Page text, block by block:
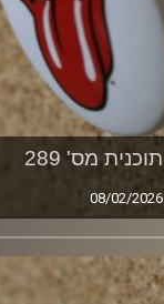
תוכנית מס' 289
08/02/2026